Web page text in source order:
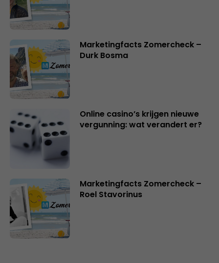
Marketingfacts Zomercheck –
Durk Bosma
Online casino’s krijgen nieuwe
vergunning: wat verandert er?
Marketingfacts Zomercheck –
Roel Stavorinus